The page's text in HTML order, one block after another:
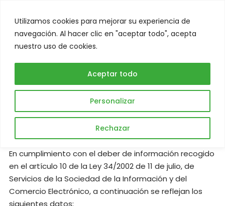
Utilizamos cookies para mejorar su experiencia de
navegación. Al hacer clic en "aceptar todo", acepta
nuestro uso de cookies.
Personalizar
Rechazar
Aceptar todo
Aviso legal
1. Datos identificativos
En cumplimiento con el deber de información recogido
en el artículo 10 de la Ley 34/2002 de 11 de julio, de
Servicios de la Sociedad de la Información y del
Comercio Electrónico, a continuación se reflejan los
siguientes datos: